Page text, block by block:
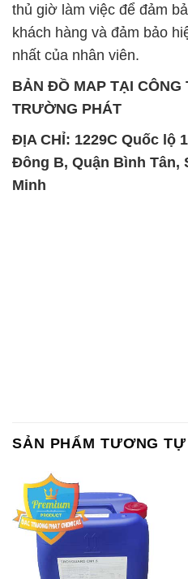
thủ giờ làm việc để đảm
khách hàng và đảm bảo
nhất của nhân viên.
BẢN ĐỒ MAP TẠI CÔNG
TRƯỜNG PHÁT
ĐỊA CHỈ: 1229C Quốc lộ
Đông B, Quận Bình Tân,
Minh
SẢN PHẨM TƯƠNG TỰ